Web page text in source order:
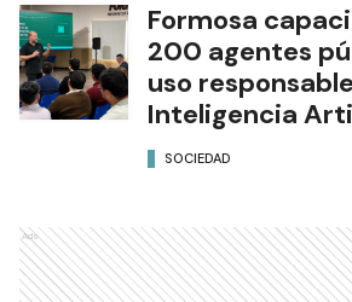
Formosa
200 agentes
uso
Inteligencia
SOCIEDAD
Ads